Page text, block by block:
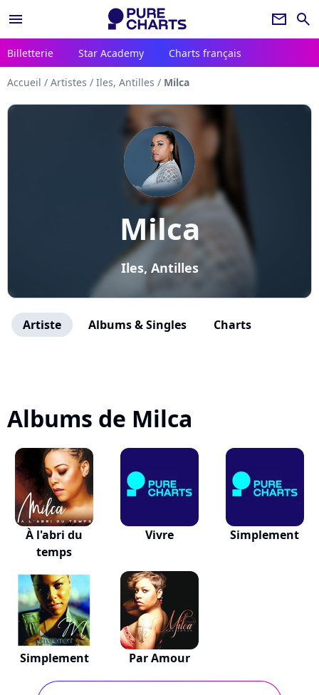
menu newsletter search
Billetterie Star Academy Charts français
Accueil / Artistes / Iles, Antilles / Milca
Milca
Iles, Antilles
Artiste Albums & Singles Charts
Albums de Milca
À l'abri du
temps
Vivre Simplement
Simplement Par Amour